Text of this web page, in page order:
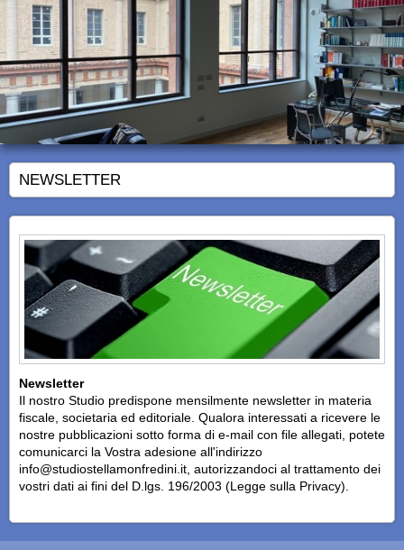
NEWSLETTER
Newsletter
Il nostro Studio predispone mensilmente newsletter in materia
fiscale, societaria ed editoriale. Qualora interessati a ricevere le
nostre pubblicazioni sotto forma di e-mail con file allegati, potete
comunicarci la Vostra adesione all'indirizzo
info@studiostellamonfredini.it, autorizzandoci al trattamento dei
vostri dati ai fini del D.lgs. 196/2003 (Legge sulla Privacy).